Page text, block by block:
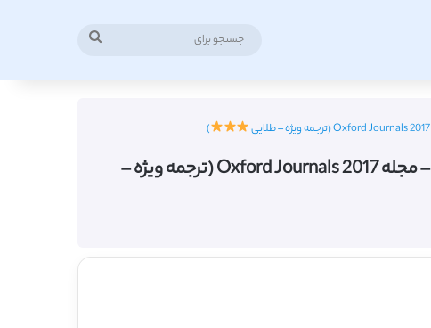
)
دانلود ترجمه مقاله آیا هنجارهای حرفه ای در صنعت بانکداری ریسک پذیری را مطلوب می داند؟ – مجله Oxford Journals 2017 (ترجمه ویژه –